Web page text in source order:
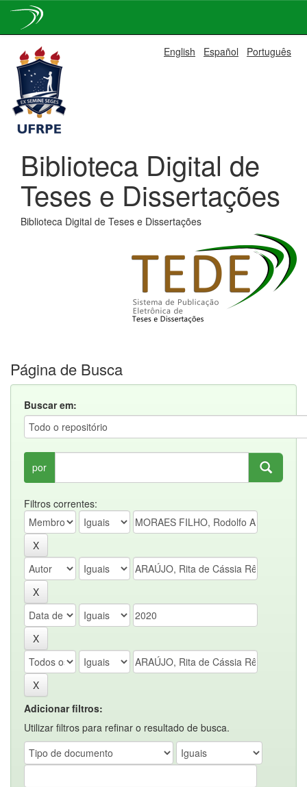
navigation
English Español Português
Biblioteca Digital de
Teses e Dissertações
Biblioteca Digital de Teses e Dissertações
Página de Busca
Buscar em:
por
Filtros correntes:
Adicionar filtros:
Utilizar filtros para refinar o resultado de busca.